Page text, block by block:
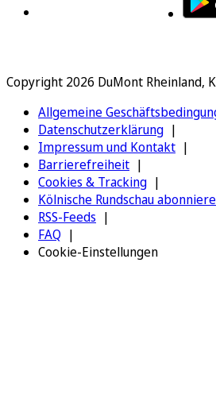
Copyright 2026 DuMont Rheinland,
Allgemeine
Datenschutzerklärung
Impressum und Kontakt
Barrierefreiheit
Cookies & Tracking
Kölnische Rundschau
RSS-Feeds
FAQ
Cookie-Einstellungen